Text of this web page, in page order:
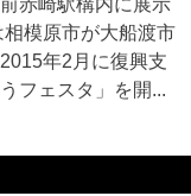
赤崎駅構内に展示
模原市が大船渡市
年2月に復興支
フェスタ」を開...